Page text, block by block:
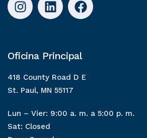
Oficina Principal
418 County Road D E
St. Paul, MN 55117
Lun – Vier: 9:00 a. m. a 5:00 p. m.
Sat: Closed